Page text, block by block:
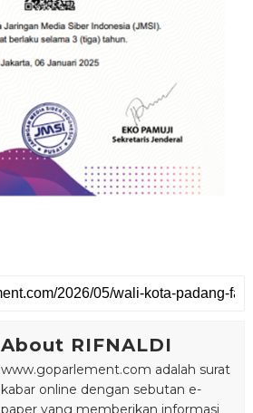
About RIFNALDI
www.goparlement.com adalah surat
kabar online dengan sebutan e-
paper yang memberikan informasi